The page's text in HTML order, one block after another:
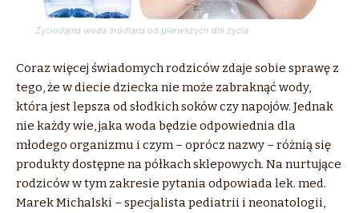
Życiodajna woda źródlana od pierwszych dni życia
Coraz więcej świadomych rodziców zdaje sobie sprawę z
tego, że w diecie dziecka nie może zabraknąć wody,
która jest lepsza od słodkich soków czy napojów. Jednak
nie każdy wie, jaka woda będzie odpowiednia dla
młodego organizmu i czym – oprócz nazwy – różnią się
produkty dostępne na półkach sklepowych. Na nurtujące
rodziców w tym zakresie pytania odpowiada lek. med.
Marek Michalski – specjalista pediatrii i neonatologii,